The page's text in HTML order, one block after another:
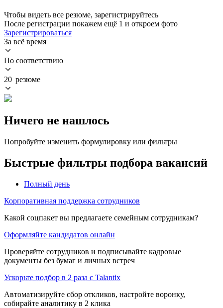
Чтобы видеть все резюме, зарегистрируйтесь
После регистрации покажем ещё 1 и откроем фото
Зарегистрироваться
За всё время
По соответствию
20 резюме
Ничего не нашлось
Попробуйте изменить формулировку или фильтры
Быстрые фильтры подбора вакансий
Полный день
Корпоративная поддержка сотрудников
Какой соцпакет вы предлагаете семейным сотрудникам?
Оформляйте кандидатов онлайн
Проверяйте сотрудников и подписывайте кадровые
документы без бумаг и личных встреч
Ускорьте подбор в 2 раза с Talantix
Автоматизируйте сбор откликов, настройте воронку,
собирайте аналитику в 2 клика